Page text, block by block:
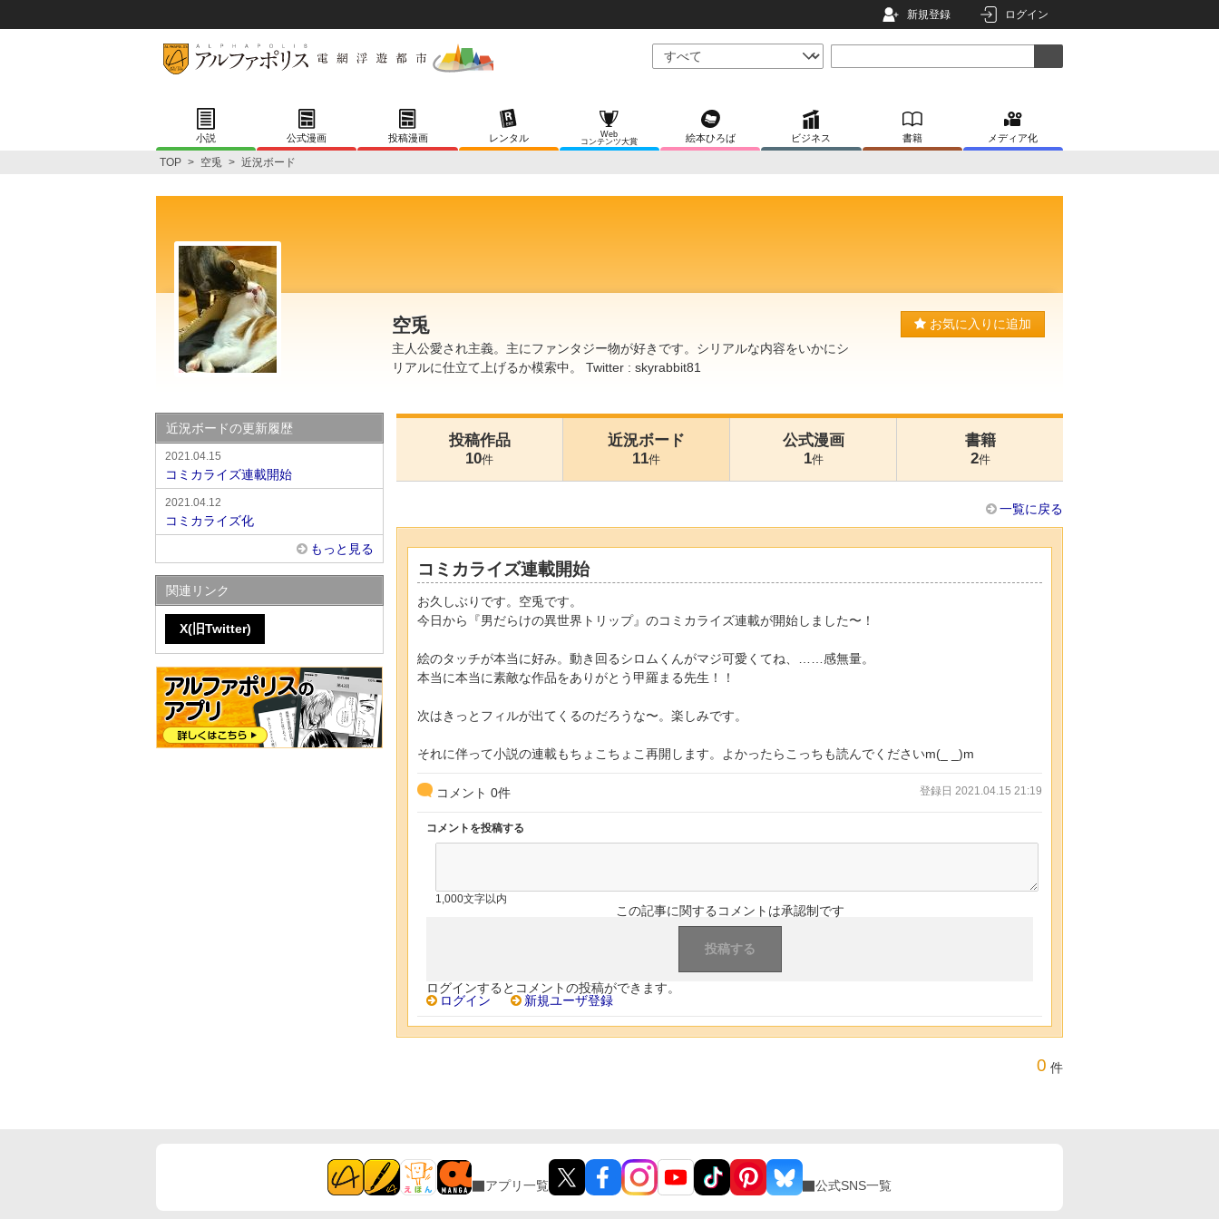
新規登録 ログイン
小説 公式漫画 投稿漫画 レンタル
Web
コンテンツ大賞
絵本ひろば ビジネス 書籍 メディア化
TOP > 空兎 > 近況ボード
空兎
主人公愛され主義。主にファンタジー物が好きです。シリアルな内容をいかにシ
リアルに仕立て上げるか模索中。 Twitter : skyrabbit81
お気に入りに追加
投稿作品
10件
近況ボード
11件
公式漫画
1件
書籍
2件
一覧に戻る
コミカライズ連載開始
お久しぶりです。空兎です。
今日から『男だらけの異世界トリップ』のコミカライズ連載が開始しました〜！
絵のタッチが本当に好み。動き回るシロムくんがマジ可愛くてね、……感無量。
本当に本当に素敵な作品をありがとう甲羅まる先生！！
次はきっとフィルが出てくるのだろうな〜。楽しみです。
それに伴って小説の連載もちょこちょこ再開します。よかったらこっちも読んでくださいm(_ _)m
コメント 0件 登録日 2021.04.15 21:19
コメントを投稿する
1,000文字以内
この記事に関するコメントは承認制です
ログインするとコメントの投稿ができます。
ログイン
新規ユーザ登録
0 件
近況ボードの更新履歴
2021.04.15
コミカライズ連載開始
2021.04.12
コミカライズ化
もっと見る
関連リンク
X(旧Twitter)
アプリ一覧 公式SNS一覧